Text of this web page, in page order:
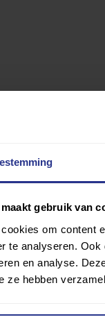
gebruik van
om content
te analyseren.
en analyse.
ze hebben
Coach,
favoriet